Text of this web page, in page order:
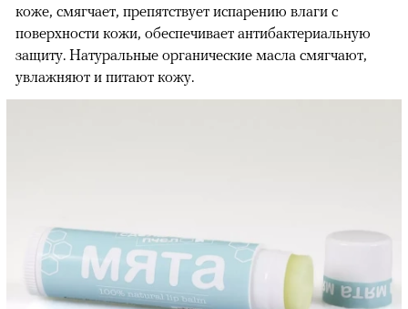
коже, смягчает, препятствует испарению влаги с
поверхности кожи, обеспечивает антибактериальную
защиту. Натуральные органические масла смягчают,
увлажняют и питают кожу.